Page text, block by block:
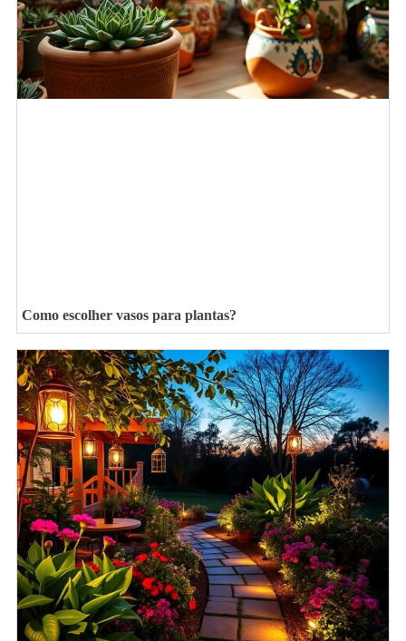
Como escolher vasos para plantas?